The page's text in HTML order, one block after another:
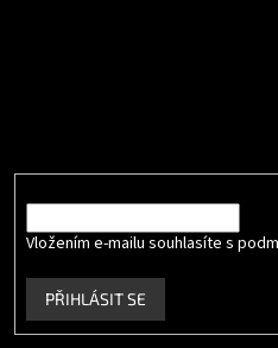
Vložením e-mailu souhlasíte s
PŘIHLÁSIT SE